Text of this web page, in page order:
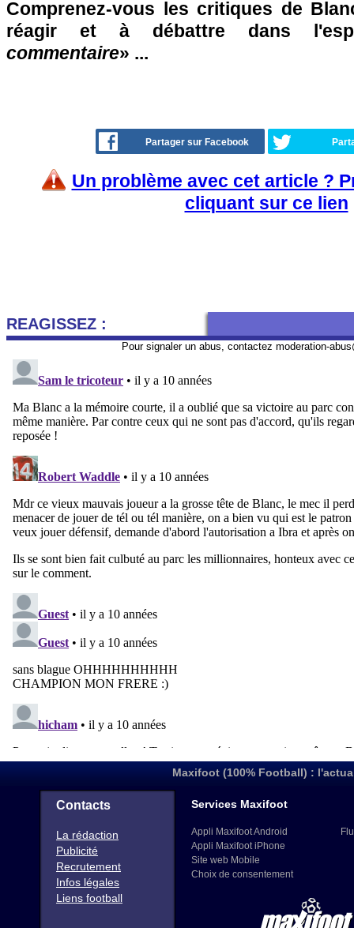
Comprenez-vous les critiques de
réagir et à débattre dans
commentaire» ...
Partager sur Facebook
Un problème avec cet article ?
cliquant sur ce lien
REAGISSEZ :
Pour signaler un abus, contactez moderation-
Maxifoot (100% Football) :
Contacts
La rédaction
Publicité
Recrutement
Infos légales
Liens football
Services Maxifoot
Appli Maxifoot Android
Appli Maxifoot iPhone
Site web Mobile
Choix de consentement